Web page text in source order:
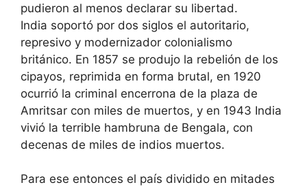
pudieron al menos declarar su libertad.
India soportó por dos siglos el autoritario,
represivo y modernizador colonialismo
británico. En 1857 se produjo la rebelión de los
cipayos, reprimida en forma brutal, en 1920
ocurrió la criminal encerrona de la plaza de
Amritsar con miles de muertos, y en 1943 India
vivió la terrible hambruna de Bengala, con
decenas de miles de indios muertos.
Para ese entonces el país dividido en mitades